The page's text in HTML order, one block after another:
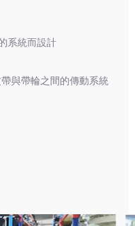
系統而設計
與帶輪之間的傳動系統